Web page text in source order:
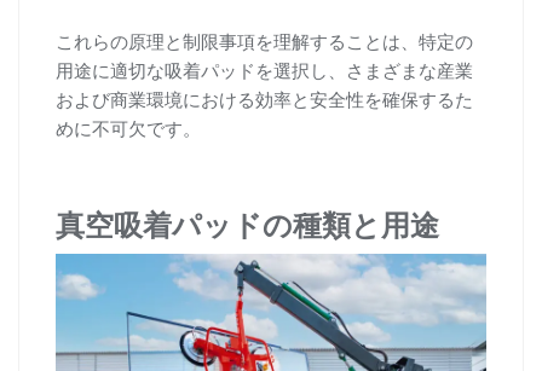
これらの原理と制限事項を理解することは、特定の
用途に適切な吸着パッドを選択し、さまざまな産業
および商業環境における効率と安全性を確保するた
めに不可欠です。
真空吸着パッドの種類と用途